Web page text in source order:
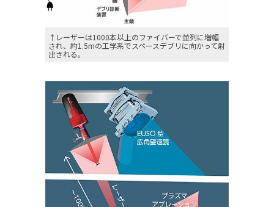
↑レーザーは1000本以上のファイバーで並列に増幅
され、約1.5mの工学系でスペースデブリに向かって射
出される。